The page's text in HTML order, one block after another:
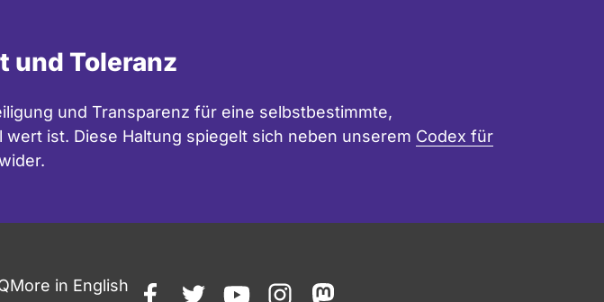
und Toleranz
und Transparenz für eine selbstbestimmte,
ist. Diese Haltung spiegelt sich neben unserem Codex für
More in English